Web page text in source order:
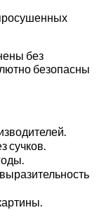
без
безопасны
сучков.